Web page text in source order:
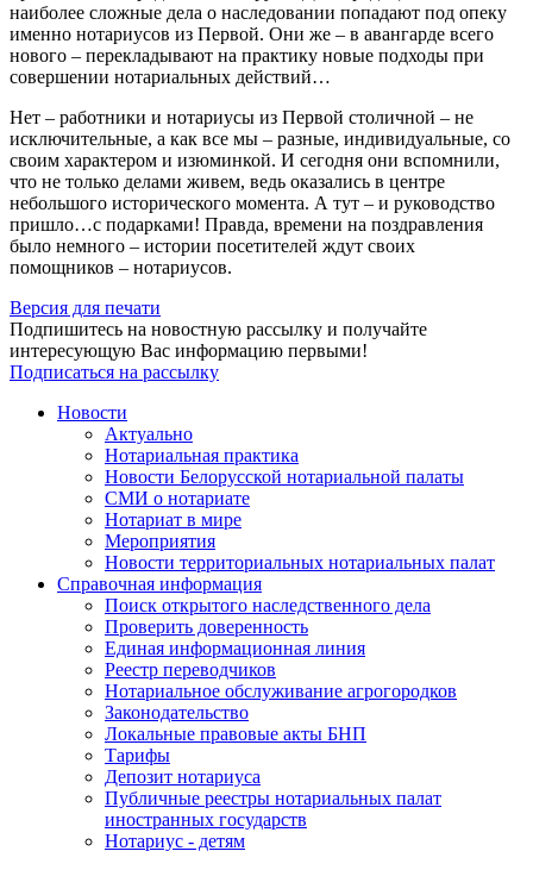
наиболее сложные дела о наследовании попадают под опеку
именно нотариусов из Первой. Они же – в авангарде всего
нового – перекладывают на практику новые подходы при
совершении нотариальных действий…
Нет – работники и нотариусы из Первой столичной – не
исключительные, а как все мы – разные, индивидуальные, со
своим характером и изюминкой. И сегодня они вспомнили,
что не только делами живем, ведь оказались в центре
небольшого исторического момента. А тут – и руководство
пришло…с подарками! Правда, времени на поздравления
было немного – истории посетителей ждут своих
помощников – нотариусов.
Версия для печати
Подпишитесь на новостную рассылку и получайте
интересующую Вас информацию первыми!
Подписаться на рассылку
Новости
Актуально
Нотариальная практика
Новости Белорусской нотариальной палаты
СМИ о нотариате
Нотариат в мире
Мероприятия
Новости территориальных нотариальных палат
Справочная информация
Поиск открытого наследственного дела
Проверить доверенность
Единая информационная линия
Реестр переводчиков
Нотариальное обслуживание агрогородков
Законодательство
Локальные правовые акты БНП
Тарифы
Депозит нотариуса
Публичные реестры нотариальных палат
иностранных государств
Нотариус - детям